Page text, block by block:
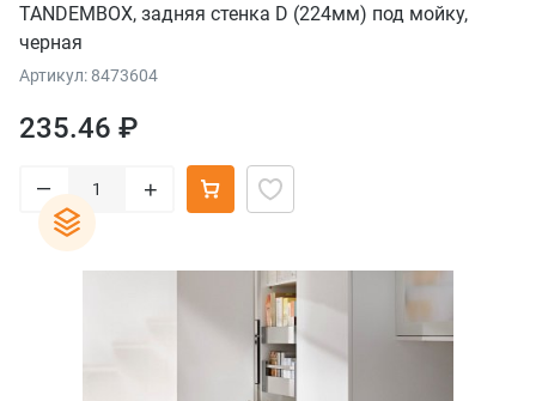
TANDEMBOX, задняя стенка D (224мм) под мойку,
черная
Артикул: 8473604
235.46 ₽
– +